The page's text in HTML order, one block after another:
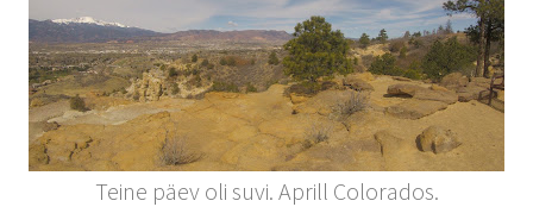
Teine päev oli suvi. Aprill Colorados.